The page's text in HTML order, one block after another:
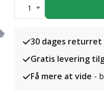
1
30 dages returret
Gratis levering
Få mere at vide -